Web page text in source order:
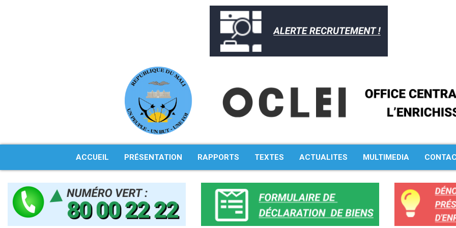
ACCUEIL PRÉSENTATION RAPPORTS TEXTES ACTUALITES MULTIMEDIA
Rechercher :